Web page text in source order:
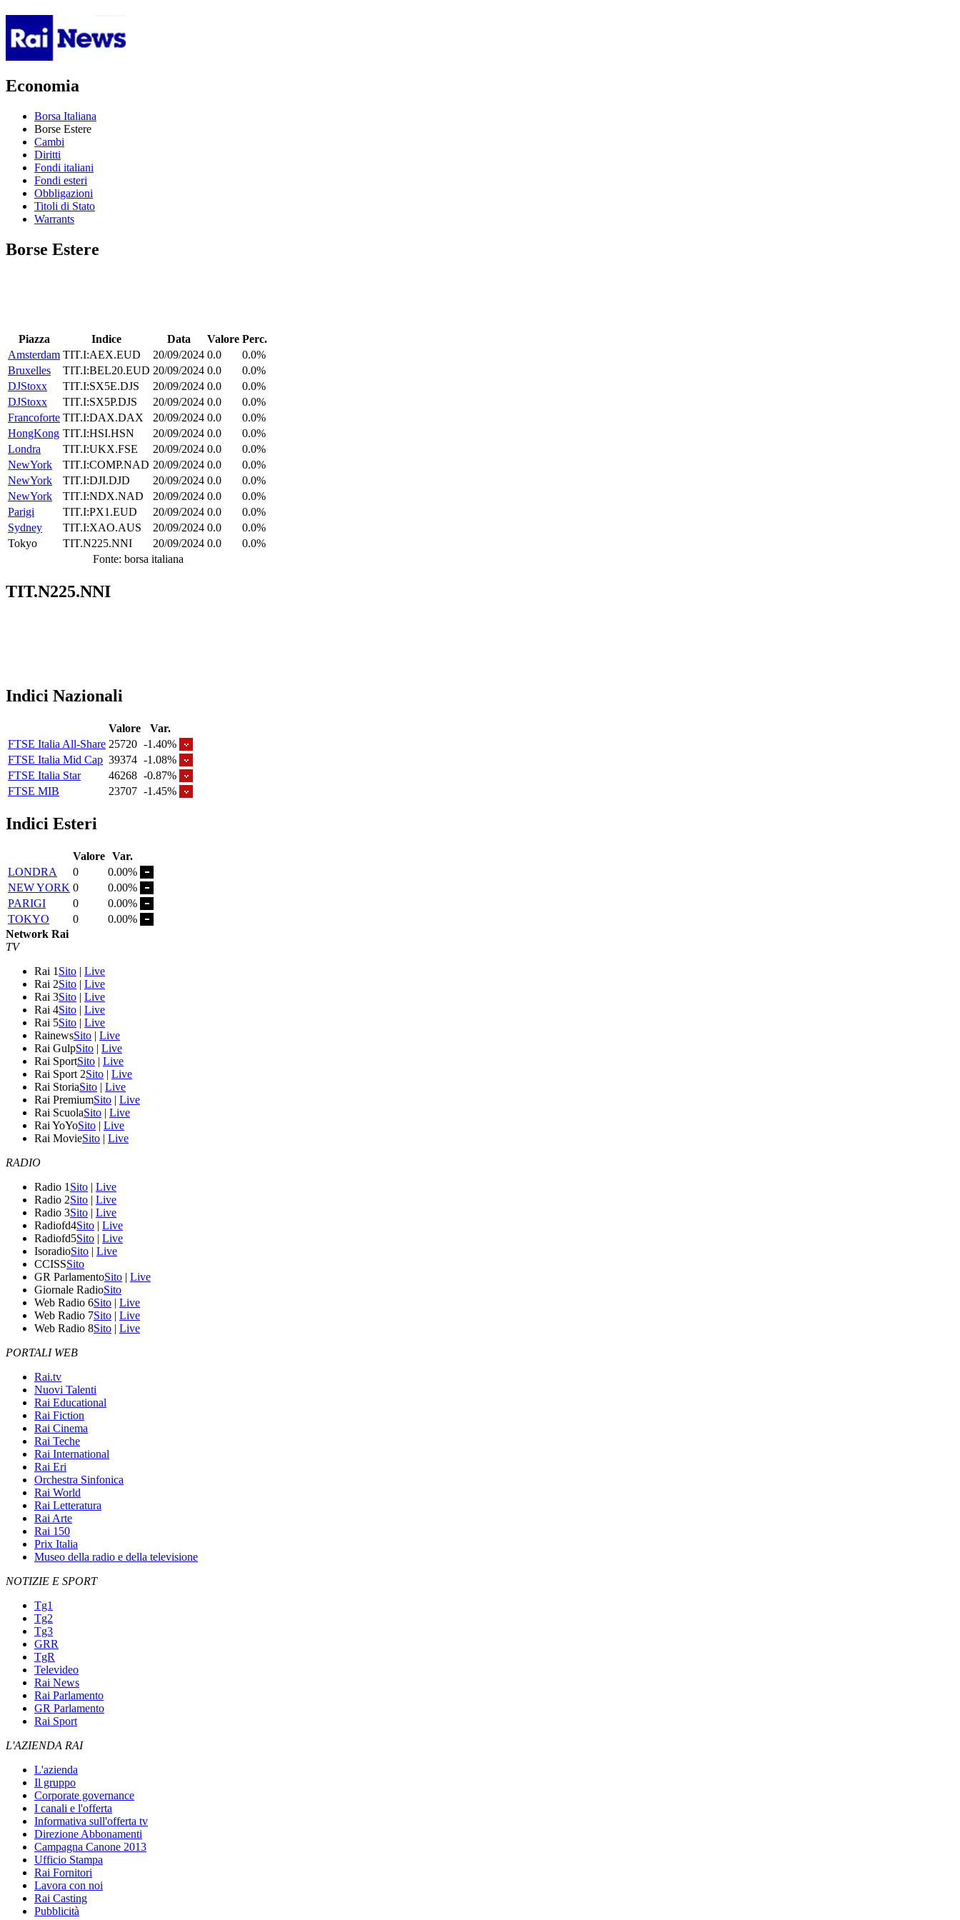
Economia
Borsa Italiana
Borse Estere
Cambi
Diritti
Fondi italiani
Fondi esteri
Obbligazioni
Titoli di Stato
Warrants
Borse Estere
Piazza Indice Data Valore Perc.
Amsterdam TIT.I:AEX.EUD 20/09/2024 0.0
0.0%
Bruxelles
TIT.I:BEL20.EUD 20/09/2024 0.0
0.0%
DJStoxx
TIT.I:SX5E.DJS 20/09/2024 0.0
0.0%
DJStoxx
TIT.I:SX5P.DJS 20/09/2024 0.0
0.0%
Francoforte TIT.I:DAX.DAX 20/09/2024 0.0
0.0%
HongKong TIT.I:HSI.HSN 20/09/2024 0.0
0.0%
Londra
TIT.I:UKX.FSE 20/09/2024 0.0
0.0%
NewYork
TIT.I:COMP.NAD 20/09/2024 0.0
0.0%
NewYork
TIT.I:DJI.DJD 20/09/2024 0.0
0.0%
NewYork
TIT.I:NDX.NAD 20/09/2024 0.0
0.0%
Parigi
TIT.I:PX1.EUD 20/09/2024 0.0
0.0%
Sydney
TIT.I:XAO.AUS 20/09/2024 0.0
0.0%
Tokyo
TIT.N225.NNI 20/09/2024 0.0
0.0%
Fonte: borsa italiana
TIT.N225.NNI
Indici Nazionali
Valore
Var.
FTSE Italia All-Share 25720 -1.40%
FTSE Italia Mid Cap 39374 -1.08%
FTSE Italia Star
46268 -0.87%
FTSE MIB
23707 -1.45%
Indici Esteri
Valore Var.
LONDRA
0
0.00%
NEW YORK 0
0.00%
PARIGI
0
0.00%
TOKYO
0
0.00%
Network Rai
TV
Rai 1 Sito | Live
Rai 2Sito | Live
Rai 3Sito | Live
Rai 4Sito | Live
Rai 5Sito | Live
RainewsSito | Live
Rai GulpSito | Live
Rai SportSito | Live
Rai Sport 2Sito | Live
Rai StoriaSito | Live
Rai PremiumSito | Live
Rai ScuolaSito | Live
Rai YoYoSito | Live
Rai MovieSito | Live
RADIO
Radio 1 Sito | Live
Radio 2Sito | Live
Radio 3Sito | Live
Radiofd4Sito | Live
Radiofd5Sito | Live
IsoradioSito | Live
CCISSSito
GR ParlamentoSito | Live
Giornale RadioSito
Web Radio 6Sito | Live
Web Radio 7Sito | Live
Web Radio 8Sito | Live
PORTALI WEB
Rai.tv
Nuovi Talenti
Rai Educational
Rai Fiction
Rai Cinema
Rai Teche
Rai International
Rai Eri
Orchestra Sinfonica
Rai World
Rai Letteratura
Rai Arte
Rai 150
Prix Italia
Museo della radio e della televisione
NOTIZIE E SPORT
Tg1
Tg2
Tg3
GRR
TgR
Televideo
Rai News
Rai Parlamento
GR Parlamento
Rai Sport
L'AZIENDA RAI
L'azienda
Il gruppo
Corporate governance
I canali e l'offerta
Informativa sull'offerta tv
Direzione Abbonamenti
Campagna Canone 2013
Ufficio Stampa
Rai Fornitori
Lavora con noi
Rai Casting
Pubblicità